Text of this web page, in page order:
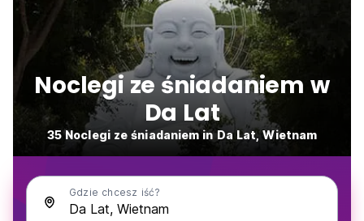
Noclegi ze śniadaniem w
Da Lat
35 Noclegi ze śniadaniem in Da Lat, Wietnam
Gdzie chcesz iść?